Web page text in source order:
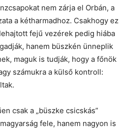
nem zárja el Orbán, a
a kétharmadhoz. Csakhogy ez
fejű vezérek pedig hiába
hanem büszkén ünneplik
maguk is tudják, hogy a főnök
számukra a külső kontroll:
csak a „büszke csicskás”
fele, hanem nagyon is